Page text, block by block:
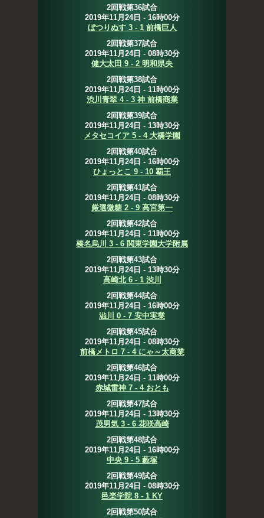
2回戦第36試合
2019年11月24日 - 16時00分
ぼつりぬす 3 - 1 前橋巨人
2回戦第37試合
2019年11月24日 - 08時30分
健大太田 9 - 2 明和県央
2回戦第38試合
2019年11月24日 - 11時00分
渋川青翠 4 - 3 神 前橋商業
2回戦第39試合
2019年11月24日 - 13時30分
メタセコイア 5 - 4 大橋学園
2回戦第40試合
2019年11月24日 - 16時00分
ひょっとこ 9 - 10 覇王
2回戦第41試合
2019年11月24日 - 08時30分
厳選微糖 2 - 9 高宮第一
2回戦第42試合
2019年11月24日 - 11時00分
榛名烏川 3 - 6 関東学園大学附属
2回戦第43試合
2019年11月24日 - 13時30分
高崎北 6 - 1 渋川
2回戦第44試合
2019年11月24日 - 16時00分
澁川 0 - 7 安中実業
2回戦第45試合
2019年11月24日 - 08時30分
前橋メトロ 7 - 4 にゃ～太商業
2回戦第46試合
2019年11月24日 - 11時00分
赤城雷神 7 - 4 おとも
2回戦第47試合
2019年11月24日 - 13時30分
茂男気 3 - 6 花咲高崎
2回戦第48試合
2019年11月24日 - 16時00分
中央 9 - 5 藪塚
2回戦第49試合
2019年11月24日 - 08時30分
邑楽学院 8 - 1 KY
2回戦第50試合